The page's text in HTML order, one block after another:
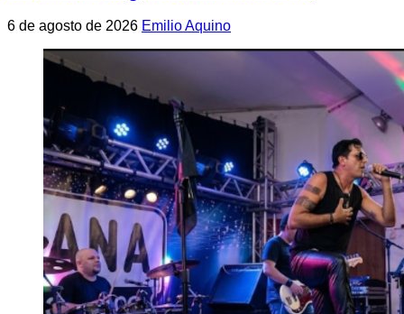
6 de agosto de 2026 Emilio Aquino